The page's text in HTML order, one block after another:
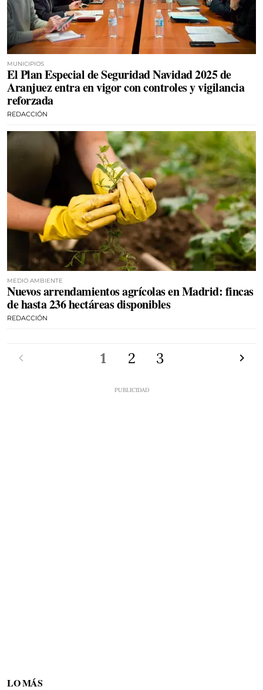
MUNICIPIOS
El Plan Especial de Seguridad Navidad 2025 de
Aranjuez entra en vigor con controles y vigilancia
reforzada
REDACCIÓN
MEDIO AMBIENTE
Nuevos arrendamientos agrícolas en Madrid: fincas
de hasta 236 hectáreas disponibles
REDACCIÓN
1 2 3
LO MÁS